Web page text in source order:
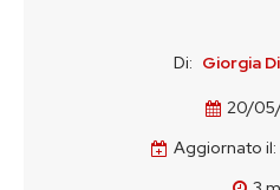
Di: Giorgia
20/
Aggiornato il: